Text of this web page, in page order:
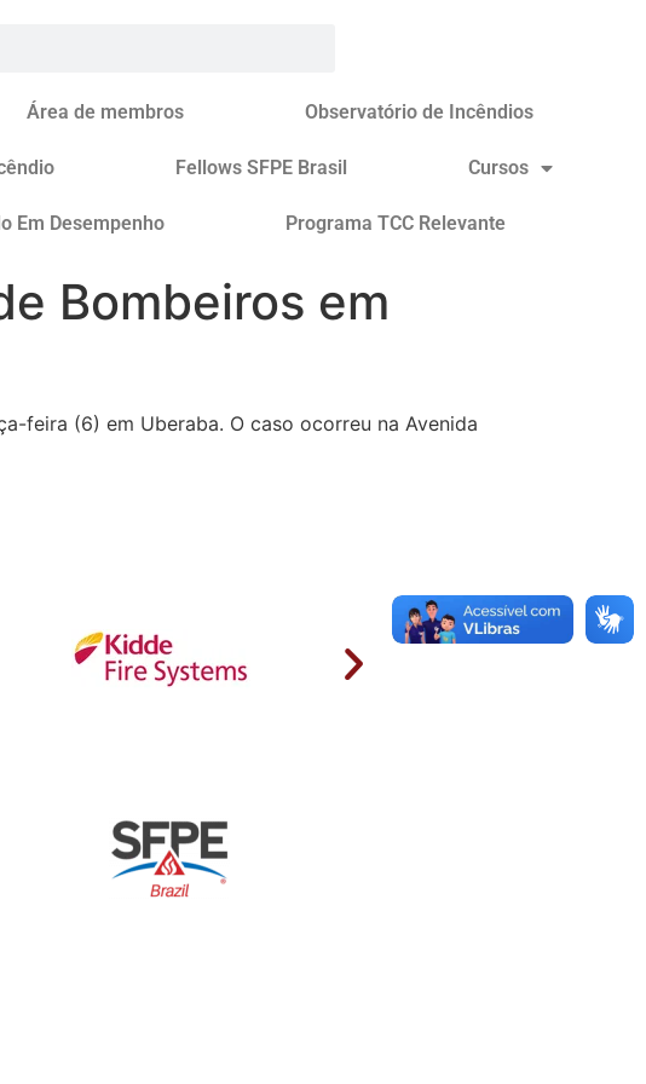
Área de membros Observatório de Incêndios
Fellows SFPE Brasil Cursos
Em Desempenho Programa TCC Relevante
Bombeiros em
feira (6) em Uberaba. O caso ocorreu na Avenida